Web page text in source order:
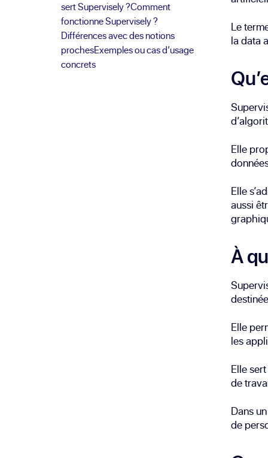
sert Supervisely ?Comment
fonctionne Supervisely ?
Différences avec des notions
prochesExemples ou cas d’usage
concrets
Le
la data
Elle
Elle
aussi
À
Elle
les
Elle
de
Dans
de